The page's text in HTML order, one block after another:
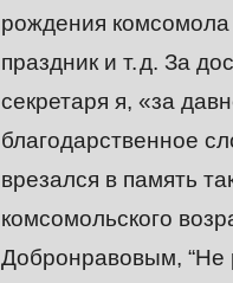
рождения
праздник и т. д. За
секретаря я, «за
благодарственное
врезался в память
комсомольского
Добронравовым, “Не